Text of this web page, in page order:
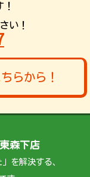
い！
らから！
森下店
を解決する、